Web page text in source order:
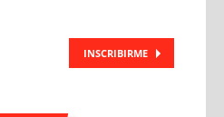
INSCRIBIRME